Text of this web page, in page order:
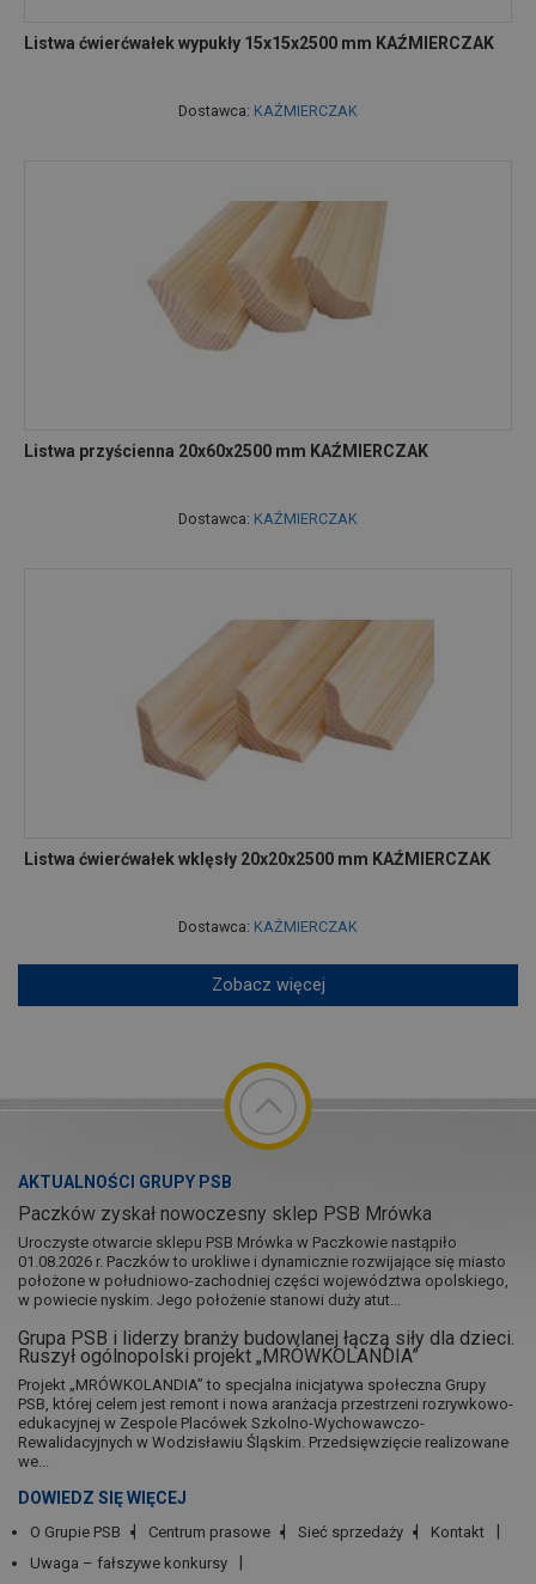
Listwa ćwierćwałek wypukły 15x15x2500 mm KAŹMIERCZAK
Dostawca: KAŹMIERCZAK
Listwa przyścienna 20x60x2500 mm KAŹMIERCZAK
Dostawca: KAŹMIERCZAK
Listwa ćwierćwałek wklęsły 20x20x2500 mm KAŹMIERCZAK
Dostawca: KAŹMIERCZAK
Zobacz więcej
AKTUALNOŚCI GRUPY PSB
Paczków zyskał nowoczesny sklep PSB Mrówka
Uroczyste otwarcie sklepu PSB Mrówka w Paczkowie nastąpiło
01.08.2026 r. Paczków to urokliwe i dynamicznie rozwijające się miasto
położone w południowo-zachodniej części województwa opolskiego,
w powiecie nyskim. Jego położenie stanowi duży atut...
Grupa PSB i liderzy branży budowlanej łączą siły dla dzieci.
Ruszył ogólnopolski projekt „MRÓWKOLANDIA”
Projekt „MRÓWKOLANDIA” to specjalna inicjatywa społeczna Grupy
PSB, której celem jest remont i nowa aranżacja przestrzeni rozrywkowo-
edukacyjnej w Zespole Placówek Szkolno-Wychowawczo-
Rewalidacyjnych w Wodzisławiu Śląskim. Przedsięwzięcie realizowane
we...
DOWIEDZ SIĘ WIĘCEJ
O Grupie PSB Centrum prasowe Sieć sprzedaży
Kontakt
Uwaga – fałszywe konkursy